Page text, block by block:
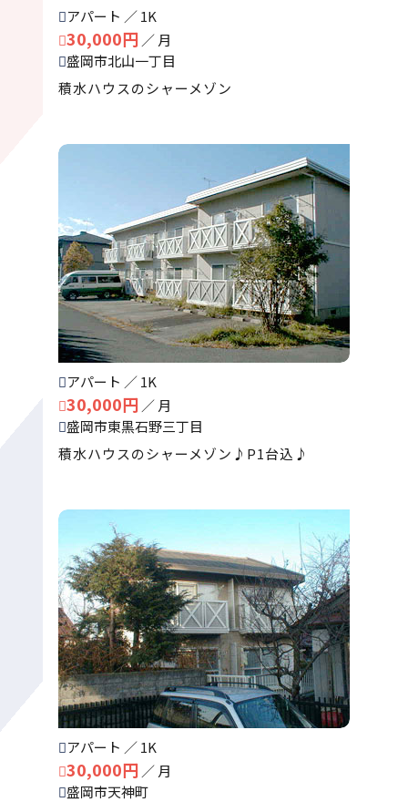
アパート ／ 1K
30,000円 ／ 月
盛岡市北山一丁目
積水ハウスのシャーメゾン
アパート ／ 1K
30,000円 ／ 月
盛岡市東黒石野三丁目
積水ハウスのシャーメゾン♪P1台込♪
アパート ／ 1K
30,000円 ／ 月
盛岡市天神町